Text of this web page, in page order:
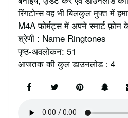
रिंगटोन्स वह भी बिलकुल मुफ्त में
M4A फोर्मट्स में अपने स्मार्ट फ़ोन
श्रेणी : Name Ringtones
पृष्ठ-अवलोकन: 51
आजतक की कुल डाउनलोड : 4